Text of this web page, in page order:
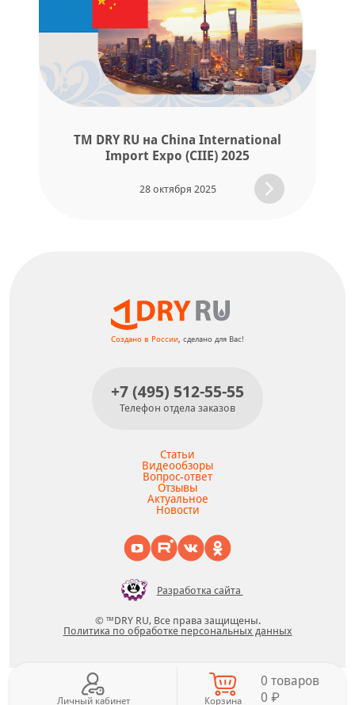
Личный кабинет Корзина
0 товаров
0 ₽
TM DRY RU на China International
Import Expo (CIIE) 2025
28 октября 2025
Создано в России , сделано для Вас!
Статьи
Видеообзоры
Вопрос-ответ
Отзывы
Актуальное
Новости
+7 (495) 512-55-55
Телефон отдела заказов
© ™DRY RU, Все права защищены.
Политика по обработке персональных данных
Разработка сайта